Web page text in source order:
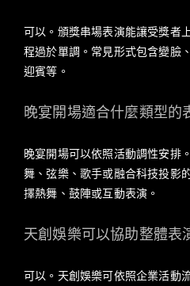
可以。頒獎串場表演能讓受獎者
程過於單調。常見形式包含變臉
迎賓等。
晚宴開場適合什麼類型的
晚宴開場可以依照活動調性安排
舞、弦樂、歌手或融合科技投影
擇熱舞、鼓陣或互動表演。
天創娛樂可以協助整體表
可以。天創娛樂可依照企業活動